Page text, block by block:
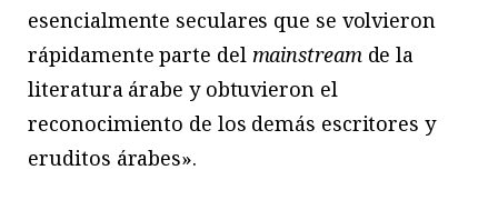
esencialmente seculares que se volvieron
rápidamente parte del mainstreamde la
literatura árabe y obtuvieron el
reconocimiento de los demás escritores y
eruditos árabes».